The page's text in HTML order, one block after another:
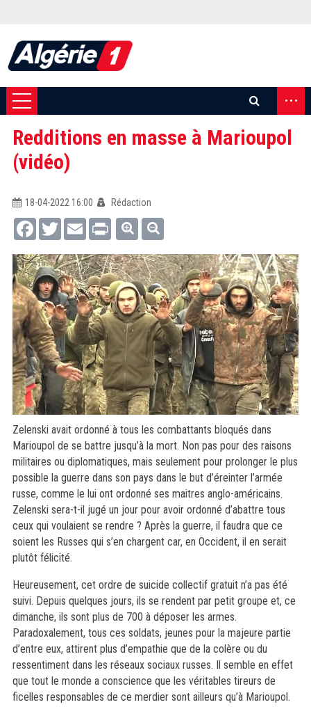
...
Redditions en masse à Marioupol
(vidéo)
18-04-2022 16:00
Rédaction
FacebookTwitterEmail Print
Zelenski avait ordonné à tous les combattants bloqués dans
Marioupol de se battre jusqu’à la mort. Non pas pour des raisons
militaires ou diplomatiques, mais seulement pour prolonger le plus
possible la guerre dans son pays dans le but d’éreinter l’armée
russe, comme le lui ont ordonné ses maitres anglo-américains.
Zelenski sera-t-il jugé un jour pour avoir ordonné d’abattre tous
ceux qui voulaient se rendre ? Après la guerre, il faudra que ce
soient les Russes qui s’en chargent car, en Occident, il en serait
plutôt félicité.
Heureusement, cet ordre de suicide collectif gratuit n’a pas été
suivi. Depuis quelques jours, ils se rendent par petit groupe et, ce
dimanche, ils sont plus de 700 à déposer les armes.
Paradoxalement, tous ces soldats, jeunes pour la majeure partie
d’entre eux, attirent plus d’empathie que de la colère ou du
ressentiment dans les réseaux sociaux russes. Il semble en effet
que tout le monde a conscience que les véritables tireurs de
ficelles responsables de ce merdier sont ailleurs qu’à Marioupol.